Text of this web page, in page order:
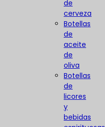
de
cerveza
Botellas
de
aceite
de
oliva
Botellas
de
licores
y
bebidas